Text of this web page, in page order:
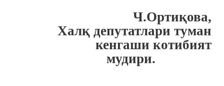
Ч.Ортиқова,
Халқ депутатлари туман
кенгаши котибият
мудири.